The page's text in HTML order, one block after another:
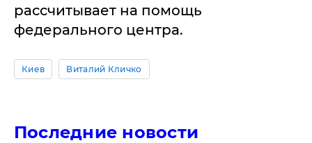
рассчитывает на помощь
федерального центра.
Киев Виталий Кличко
Последние новости